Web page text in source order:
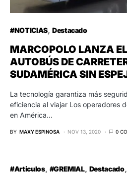
La tecnología garantiza más
en América…
BY MAXY ESPINOSA NOV 13, 2020 0
Resolución Nº 662
empresas de
País